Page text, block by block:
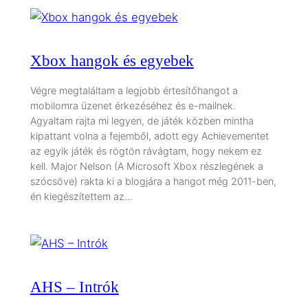
Xbox hangok és egyebek
Végre megtaláltam a legjobb értesítőhangot a
mobilomra üzenet érkezéséhez és e-mailnek.
Agyaltam rajta mi legyen, de játék közben mintha
kipattant volna a fejemből, adott egy Achievementet
az egyik játék és rögtön rávágtam, hogy nekem ez
kell. Major Nelson (A Microsoft Xbox részlegének a
szócsöve) rakta ki a blogjára a hangot még 2011-ben,
én kiegészítettem az…
AHS – Intrók